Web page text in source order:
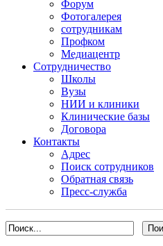
Форум
Фотогалерея
сотрудникам
Профком
Медиацентр
Сотрудничество
Школы
Вузы
НИИ и клиники
Клинические базы
Договора
Контакты
Адрес
Поиск сотрудников
Обратная связь
Пресс-служба